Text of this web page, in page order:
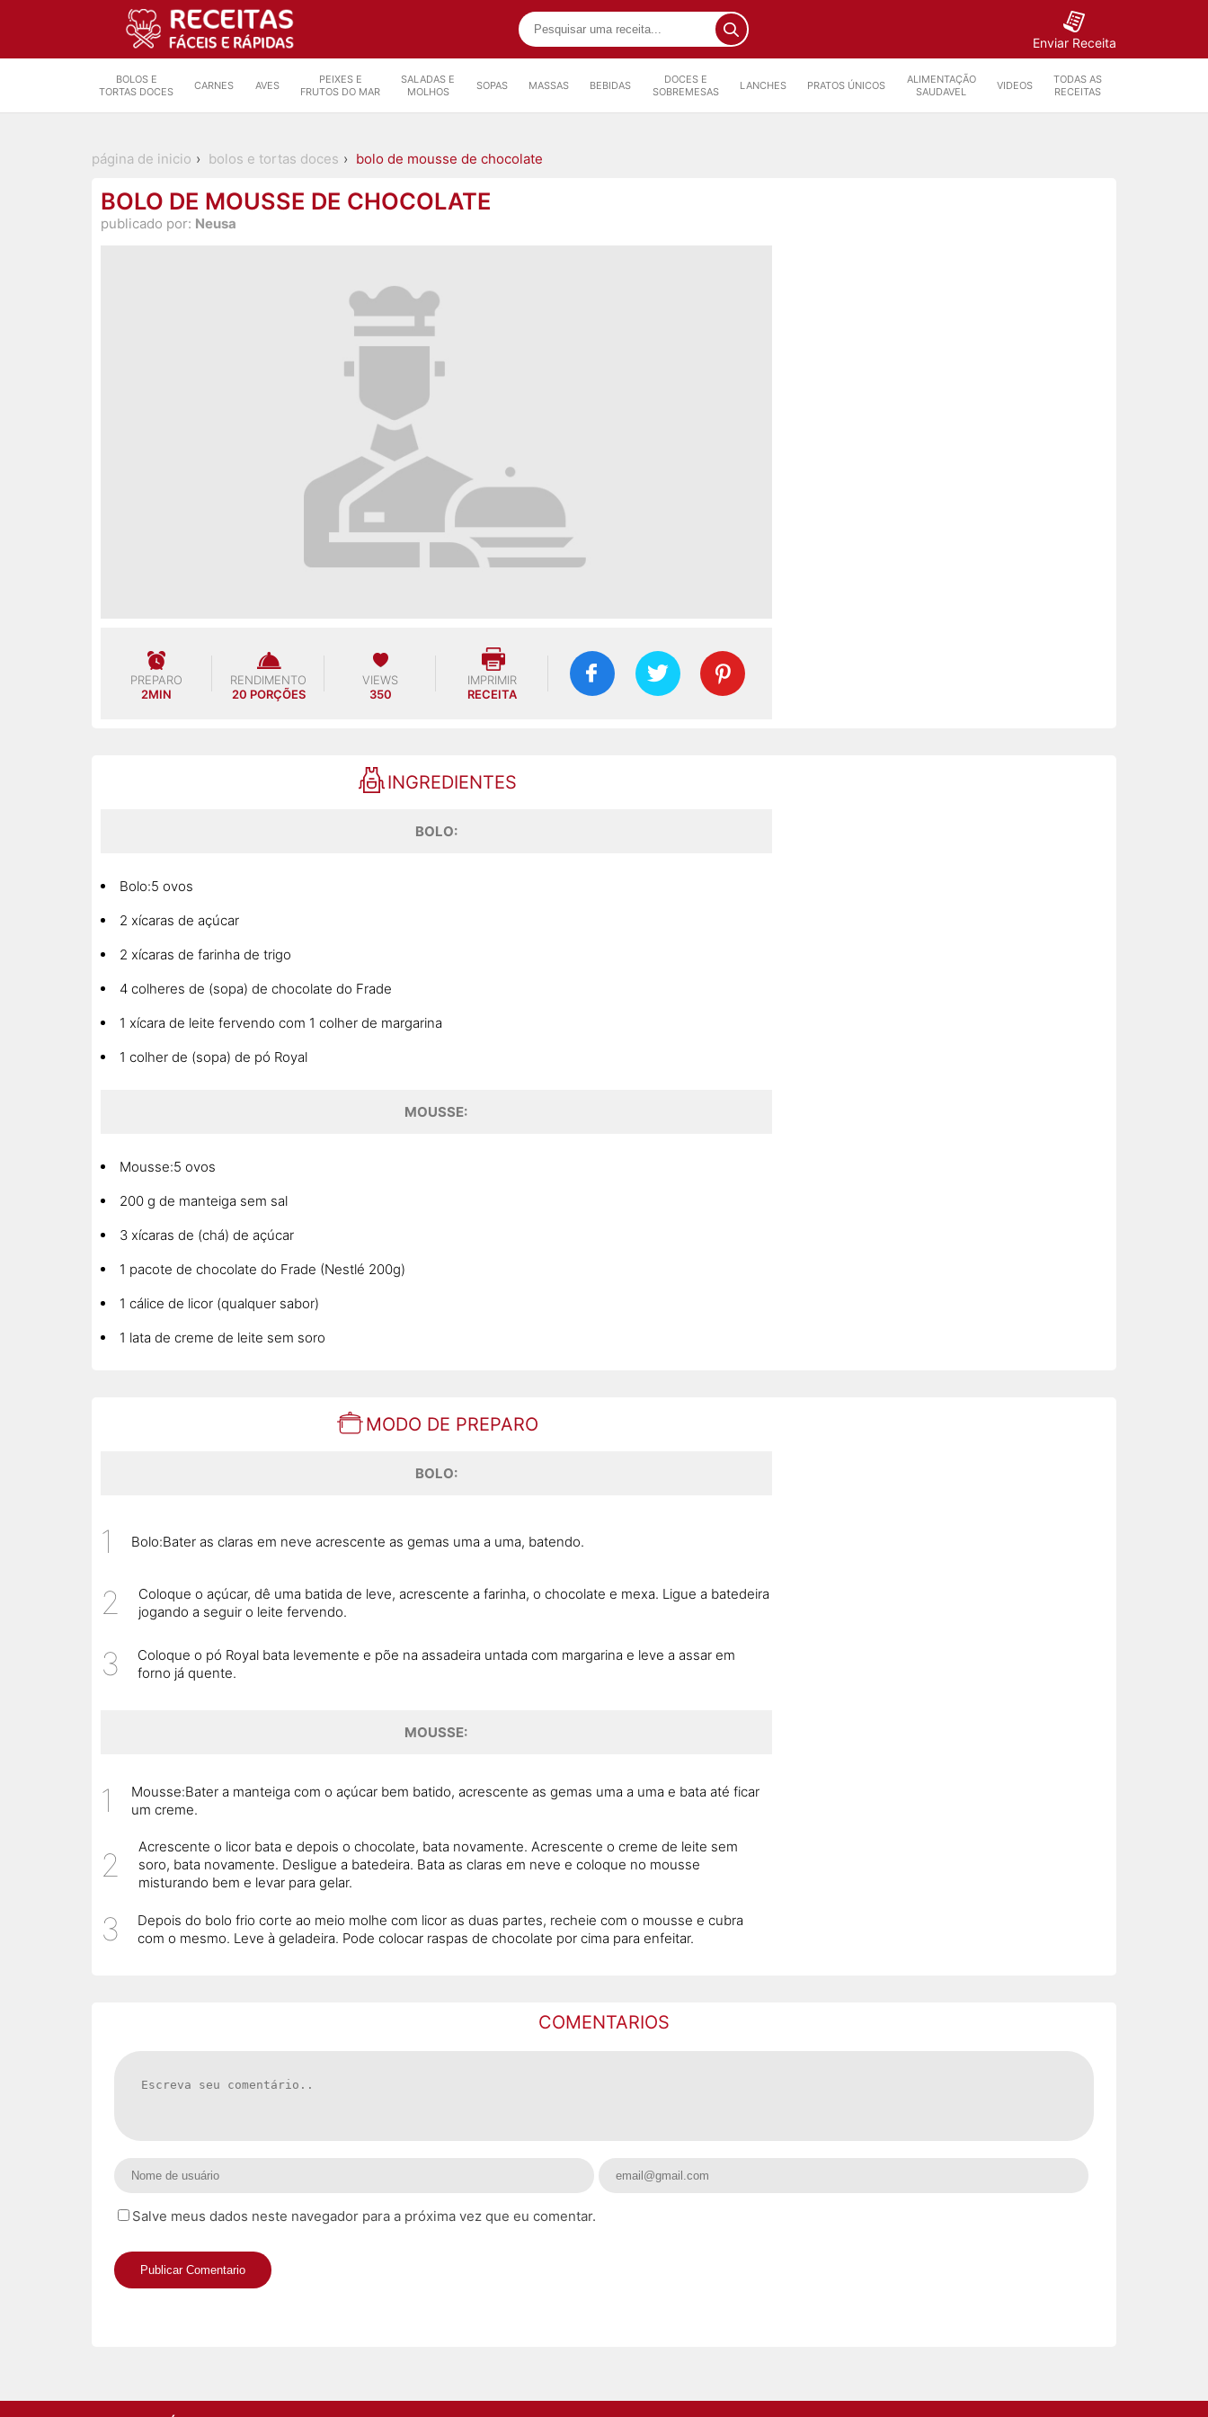
Enviar Receita
BOLOS E
TORTAS DOCES
CARNES AVES
PEIXES E
FRUTOS DO MAR
SALADAS E
MOLHOS
SOPAS MASSAS BEBIDAS
DOCES E
SOBREMESAS
LANCHES PRATOS ÚNICOS
ALIMENTAÇÃO
SAUDAVEL
VIDEOS
TODAS AS
RECEITAS
página de inicio bolos e tortas doces bolo de mousse de chocolate
BOLO DE MOUSSE DE CHOCOLATE
publicado por: Neusa
PREPARO
2MIN
RENDIMENTO
20 PORÇÕES
VIEWS
350
IMPRIMIR
RECEITA
INGREDIENTES
BOLO:
Bolo:5 ovos
2 xícaras de açúcar
2 xícaras de farinha de trigo
4 colheres de (sopa) de chocolate do Frade
1 xícara de leite fervendo com 1 colher de margarina
1 colher de (sopa) de pó Royal
MOUSSE:
Mousse:5 ovos
200 g de manteiga sem sal
3 xícaras de (chá) de açúcar
1 pacote de chocolate do Frade (Nestlé 200g)
1 cálice de licor (qualquer sabor)
1 lata de creme de leite sem soro
MODO DE PREPARO
BOLO:
Bolo:Bater as claras em neve acrescente as gemas uma a uma, batendo.
Coloque o açúcar, dê uma batida de leve, acrescente a farinha, o chocolate e mexa. Ligue a batedeira
jogando a seguir o leite fervendo.
Coloque o pó Royal bata levemente e põe na assadeira untada com margarina e leve a assar em
forno já quente.
MOUSSE:
Mousse:Bater a manteiga com o açúcar bem batido, acrescente as gemas uma a uma e bata até ficar
um creme.
Acrescente o licor bata e depois o chocolate, bata novamente. Acrescente o creme de leite sem
soro, bata novamente. Desligue a batedeira. Bata as claras em neve e coloque no mousse
misturando bem e levar para gelar.
Depois do bolo frio corte ao meio molhe com licor as duas partes, recheie com o mousse e cubra
com o mesmo. Leve à geladeira. Pode colocar raspas de chocolate por cima para enfeitar.
COMENTARIOS
Salve meus dados neste navegador para a próxima vez que eu comentar.